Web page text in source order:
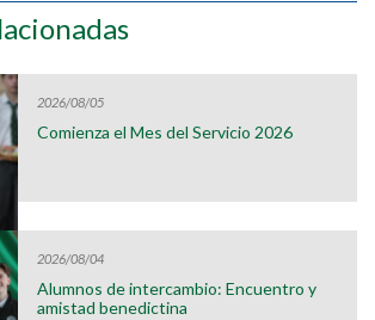
2026/08/05
Comienza el Mes del Servicio 2026
2026/08/04
Alumnos de intercambio: Encuentro y
amistad benedictina